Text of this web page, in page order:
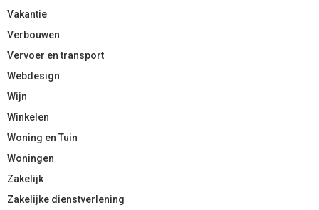
Vakantie
Verbouwen
Vervoer en transport
Webdesign
Wijn
Winkelen
Woning en Tuin
Woningen
Zakelijk
Zakelijke dienstverlening